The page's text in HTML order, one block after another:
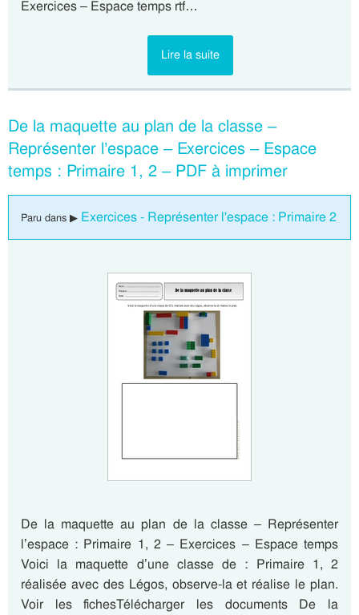
Exercices – Espace temps rtf…
Lire la suite
De la maquette au plan de la classe –
Représenter l’espace – Exercices – Espace
temps : Primaire 1, 2 – PDF à imprimer
Paru dans ▶ Exercices - Représenter l'espace : Primaire 2
De la maquette au plan de la classe – Représenter
l’espace : Primaire 1, 2 – Exercices – Espace temps
Voici la maquette d’une classe de : Primaire 1, 2
réalisée avec des Légos, observe-la et réalise le plan.
Voir les fichesTélécharger les documents De la